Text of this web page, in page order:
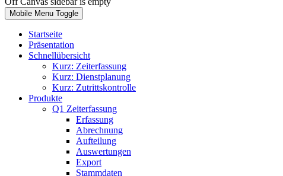
Mobile Menu Toggle
Startseite
Präsentation
Schnellübersicht
Kurz: Zeiterfassung
Kurz: Dienstplanung
Kurz: Zutrittskontrolle
Produkte
Q1 Zeiterfassung
Erfassung
Abrechnung
Aufteilung
Auswertungen
Export
Stammdaten